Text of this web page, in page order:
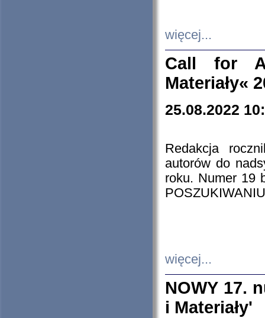
więcej...
Call for
Materiały«
25.08.2022
Redakcja
autorów do
roku. Numer 19
więcej...
NOWY 17.
i Materiały'